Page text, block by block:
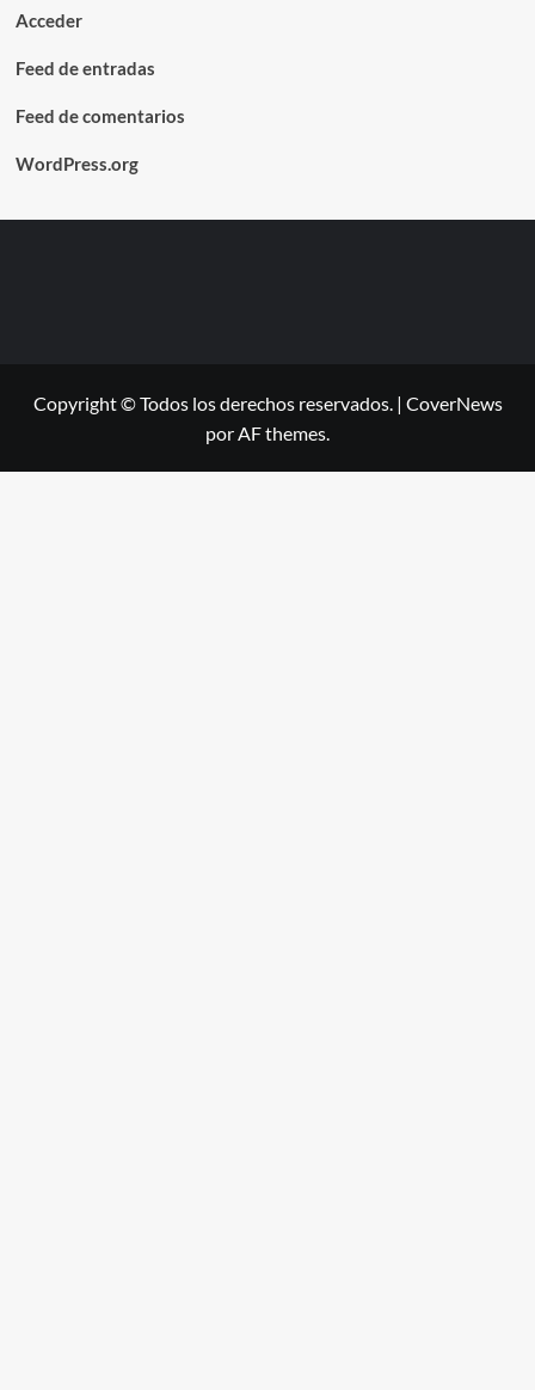
Acceder
Feed de entradas
Feed de comentarios
WordPress.org
Copyright © Todos los derechos reservados. | CoverNews
por AF themes.